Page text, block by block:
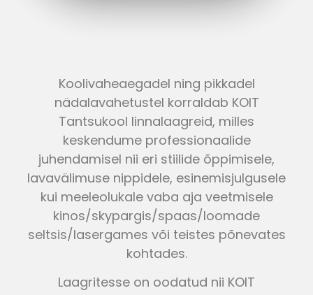
Koolivaheaegadel ning pikkadel
nädalavahetustel korraldab KOIT
Tantsukool linnalaagreid, milles
keskendume professionaalide
juhendamisel nii eri stiilide õppimisele,
lavavälimuse nippidele, esinemisjulgusele
kui meeleolukale vaba aja veetmisele
kinos/skypargis/spaas/loomade
seltsis/lasergames või teistes põnevates
kohtades.
Laagritesse on oodatud nii KOIT